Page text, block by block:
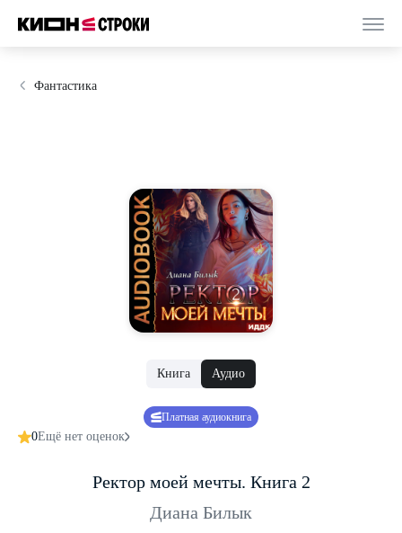
Фантастика
Книга Аудио
Платная аудиокнига
0Ещё нет оценок
Ректор моей мечты. Книга 2
Диана Билык